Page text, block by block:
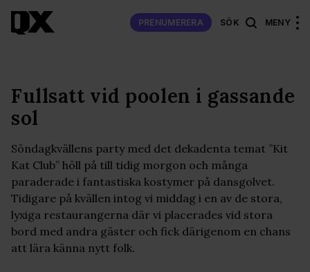
PRENUMERERA SÖK MENY
Fullsatt vid poolen i gassande
sol
Söndagkvällens party med det dekadenta temat ”Kit
Kat Club” höll på till tidig morgon och många
paraderade i fantastiska kostymer på dansgolvet.
Tidigare på kvällen intog vi middag i en av de stora,
lyxiga restaurangerna där vi placerades vid stora
bord med andra gäster och fick därigenom en chans
att lära känna nytt folk.